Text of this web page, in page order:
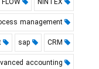
management
CRM
sap
accounting